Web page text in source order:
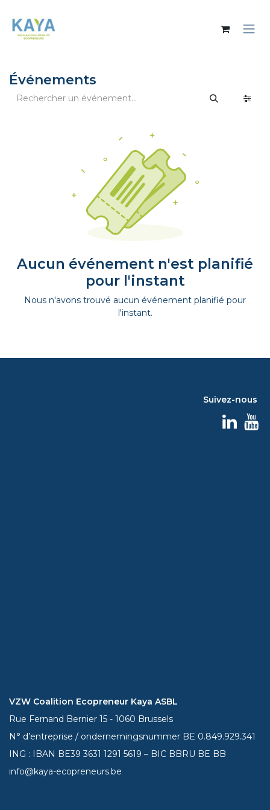
Événements
Aucun événement n'est planifié
pour l'instant
Nous n'avons trouvé aucun événement planifié pour
l'instant.
Suivez-nous
VZW Coalition Ecopreneur Kaya ASBL
Rue Fernand Bernier 15 - 1060 Brussels
N° d’entreprise / ondernemingsnummer BE 0.849.929.341
ING : IBAN BE393631 1291 5619 – BIC BBRU BE BB
info@kaya-ecopreneurs.be